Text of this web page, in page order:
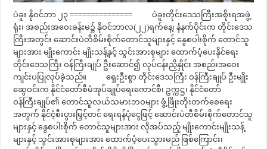
ပဲခူး နိုဝင်ဘာ ၂၃ =============== ပဲခူးတိုင်းဒေသကြီးအစိုးရအဖွဲ့
ရုံး၊ အစည်းအဝေးခန်းမ၌ နိုဝင်ဘာလ(၂၂)ရက်နေ့၊ နံနက်ပိုင်းက တိုင်းဒေသ
ကြီးအတွင်း ဆောင်းပဲတီစိမ်းစိုက်တောင်သူများနှင့် နွေစပါးစိုက် တောင်သူ
များအား မျိုးကောင်း မျိုးသန့်နှင့် သွင်းအားစုများ ထောက်ပံ့ပေးနိုင်ရေး
တိုင်းဒေသကြီး ဝန်ကြီးချုပ် ဦးဆောင်၍ လုပ်ငန်းညှိနှိုင်း အစည်းအဝေး
ကျင်းပပြုလုပ်ခဲ့သည်။ ရှေးဦးစွာ တိုင်းဒေသကြီး ဝန်ကြီးချုပ် ဦးမျိုး
ဆွေဝင်းက နိုင်ငံတော်စီမံအုပ်ချုပ်ရေးကောင်စီ၊ ဥက္ကဋ္ဌ၊ နိုင်ငံတော်
ဝန်ကြီးချုပ်၏ တောင်သူလယ်သမားဘဝများ ဖွံ့ဖြိုးတိုးတက်စေရေး
အတွက် နိုင်ငံ့စီးပွားမြှင့်တင် ရေးရန်ပုံငွေဖြင့် ဆောင်းပဲတီစိမ်းစိုက်တောင်သူ
များနှင့် နွေစပါးစိုက် တောင်သူများအား လိုအပ်သည့် မျိုးကောင်းမျိုးသန့်
များနှင့် သွင်းအားစုများအား ထောက်ပံ့ပေးသွားမည် ဖြစ်ကြောင်း၊